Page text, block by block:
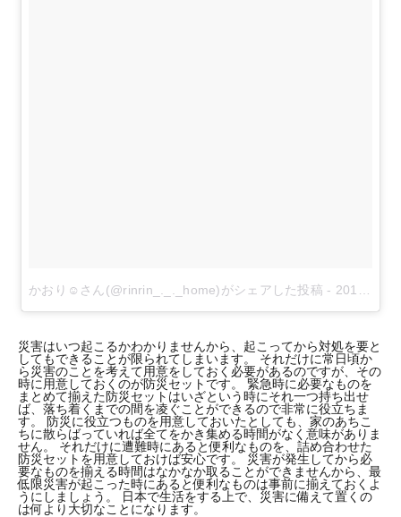
かおり☺︎さん(@rinrin_._._home)がシェアした投稿 - 2018年 7月月1日午後5時10分PDT
災害はいつ起こるかわかりませんから、起こってから対処を要と
してもできることが限られてしまいます。 それだけに常日頃か
ら災害のことを考えて用意をしておく必要があるのですが、その
時に用意しておくのが防災セットです。 緊急時に必要なものを
まとめて揃えた防災セットはいざという時にそれ一つ持ち出せ
ば、落ち着くまでの間を凌ぐことができるので非常に役立ちま
す。 防災に役立つものを用意しておいたとしても、家のあちこ
ちに散らばっていれば全てをかき集める時間がなく意味がありま
せん。 それだけに遭難時にあると便利なものを、詰め合わせた
防災セットを用意しておけば安心です。 災害が発生してから必
要なものを揃える時間はなかなか取ることができませんから、最
低限災害が起こった時にあると便利なものは事前に揃えておくよ
うにしましょう。 日本で生活をする上で、災害に備えて置くの
は何より大切なことになります。